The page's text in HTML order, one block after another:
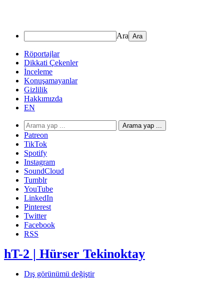
Ara
Röportajlar
Dikkati Çekenler
İnceleme
Konuşamayanlar
Gizlilik
Hakkımızda
EN
Arama yap ...
Patreon
TikTok
Spotify
Instagram
SoundCloud
Tumblr
YouTube
LinkedIn
Pinterest
Twitter
Facebook
RSS
hT-2 | Hürser Tekinoktay
Dış görünümü değiştir